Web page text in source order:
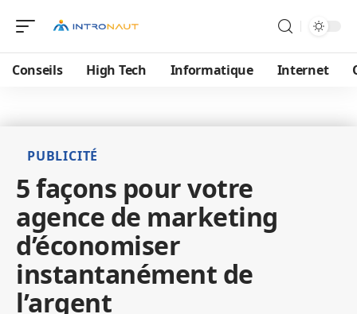
Conseils High Tech Informatique Internet
PUBLICITÉ
5 façons pour votre
agence de marketing
d’économiser
instantanément de
l’argent